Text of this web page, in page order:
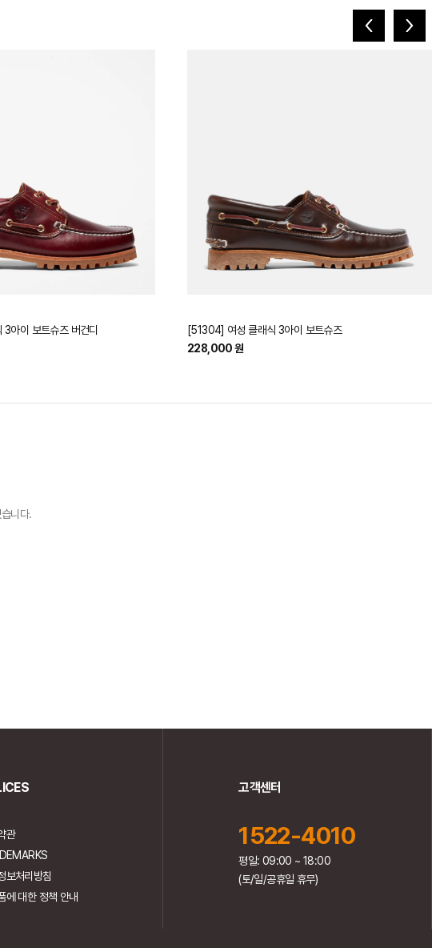
아이 보트슈즈 버건디
[51304] 여성 클래식 3아이 보트슈즈
228,000 원
니다.
관
보처리방침
에 대한 정책 안내
고객센터
1522-4010
평일: 09:00 ~ 18:00
(토/일/공휴일 휴무)